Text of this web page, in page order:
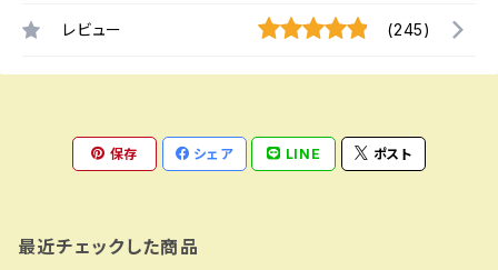
レビュー (245)
保存 シェア LINE ポスト
最近チェックした商品